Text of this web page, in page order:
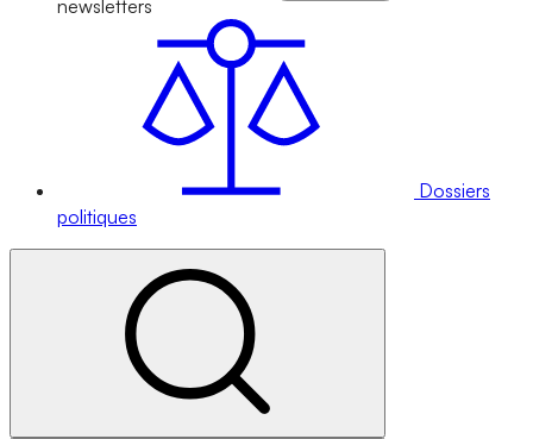
newsletters
Dossiers
politiques